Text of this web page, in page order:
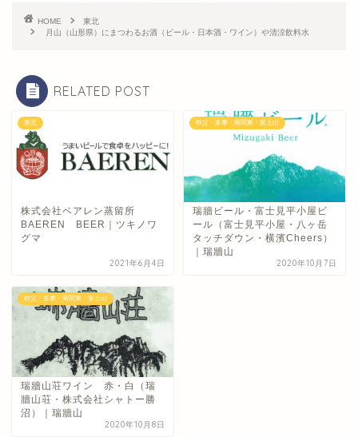
HOME
東北
月山（山形県）にまつわるお酒（ビール・日本酒・ワイン）や清涼飲料水
RELATED POST
東北
株式会社ベアレン蒸留所
BAEREN BEER｜ツキノワ
グマ
2021年6月4日
秩父・多摩・南関東・富士山
瑞牆ビール・富士見平小屋ビ
ール（富士見平小屋・八ヶ岳
タッチダウン・横濱Cheers）
｜瑞牆山
2020年10月7日
秩父・多摩・南関東・富士山
瑞牆山荘ワイン 赤・白（瑞
牆山荘・株式会社シャトー勝
沼）｜瑞牆山
2020年10月8日